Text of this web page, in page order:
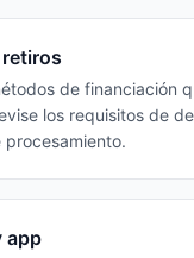
de financiación
los requisitos de
procesamiento.
app